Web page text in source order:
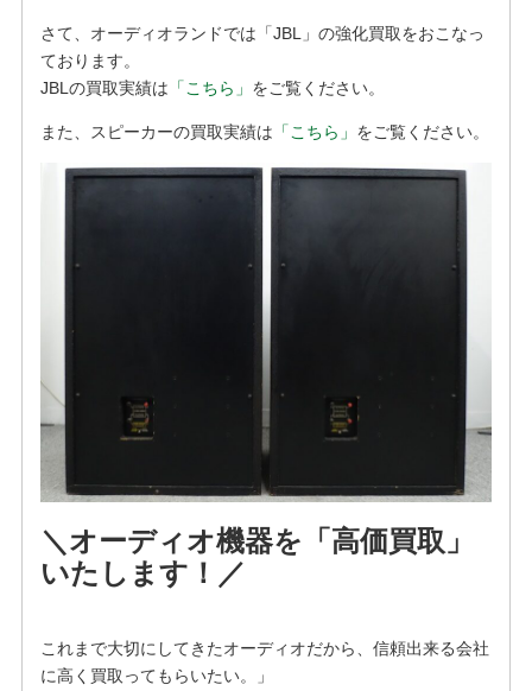
さて、オーディオランドでは「JBL」の強化買取をおこなっ
ております。
JBLの買取実績は 「こちら」 をご覧ください。
また、スピーカーの買取実績は 「こちら」 をご覧ください。
＼オーディオ機器を「高価買取」
いたします！／
これまで大切にしてきたオーディオだから、信頼出来る会社
に高く買取ってもらいたい。」